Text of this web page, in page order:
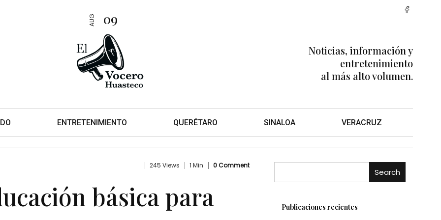
09
AUG
Noticias, información y
entretenimiento
al más alto volumen.
ENTRETENIMIENTO QUERÉTARO SINALOA VERACRUZ
245 Views 1 Min 0 Comment
básica para
Search
Publicaciones recientes